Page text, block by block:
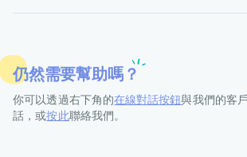
仍然需要幫助嗎？
你可以透過右下角的在線對話按鈕與我們的客
話，或按此聯絡我們。